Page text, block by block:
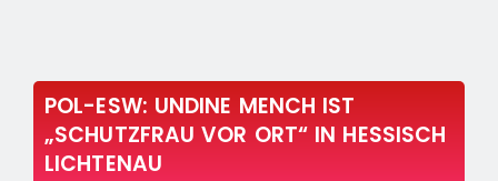
POL-ESW: UNDINE MENCH IST
„SCHUTZFRAU VOR ORT“ IN HESSISCH
LICHTENAU